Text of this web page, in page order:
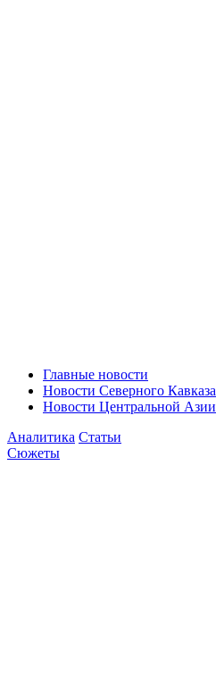
Главные новости
Новости Северного Кавказа
Новости Центральной Азии
Аналитика Статьи
Сюжеты